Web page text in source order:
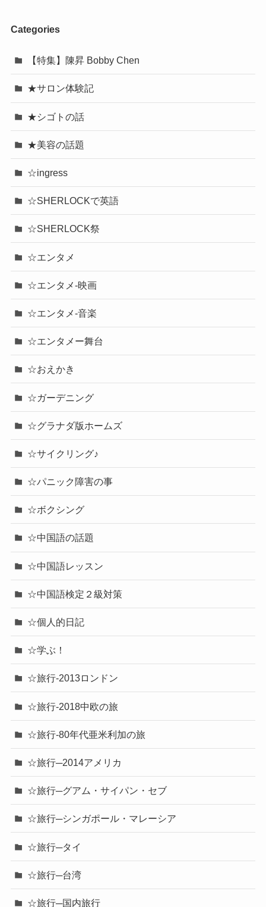
Categories
【特集】陳昇 Bobby Chen
★サロン体験記
★シゴトの話
★美容の話題
☆ingress
☆SHERLOCKで英語
☆SHERLOCK祭
☆エンタメ
☆エンタメ-映画
☆エンタメ-音楽
☆エンタメー舞台
☆おえかき
☆ガーデニング
☆グラナダ版ホームズ
☆サイクリング♪
☆パニック障害の事
☆ボクシング
☆中国語の話題
☆中国語レッスン
☆中国語検定２級対策
☆個人的日記
☆学ぶ！
☆旅行-2013ロンドン
☆旅行-2018中欧の旅
☆旅行-80年代亜米利加の旅
☆旅行─2014アメリカ
☆旅行─グアム・サイパン・セブ
☆旅行─シンガポール・マレーシア
☆旅行─タイ
☆旅行─台湾
☆旅行─国内旅行